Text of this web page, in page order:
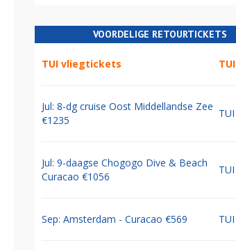
VOORDELIGE RETOURTICKETS
TUI vliegtickets TUI
Jul: 8-dg cruise Oost Middellandse Zee
€1235
TUI
Jul: 9-daagse Chogogo Dive & Beach
Curacao €1056
TUI
Sep: Amsterdam - Curacao €569 TUI